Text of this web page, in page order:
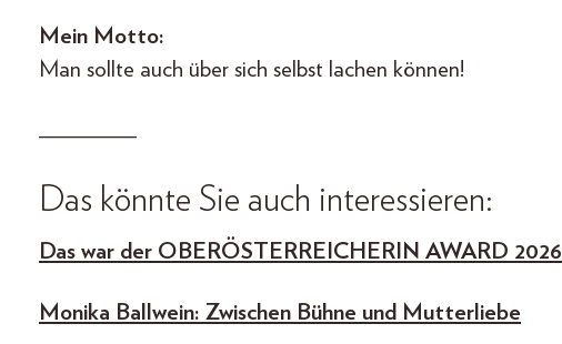
Mein Motto:
Man sollte auch über sich selbst lachen können!
________
Das könnte Sie auch interessieren:
Das war der OBERÖST ERREICHERIN AWARD 2026
Monika Ballwein: Zwischen Bühne und Mutterliebe